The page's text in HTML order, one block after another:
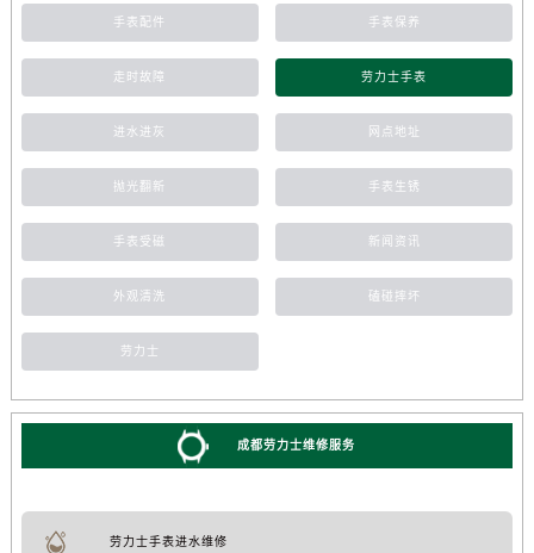
手表配件 手表保养
走时故障 劳力士手表
进水进灰 网点地址
抛光翻新 手表生锈
手表受磁 新闻资讯
外观清洗 磕碰摔坏
劳力士
成都劳力士维修服务
劳力士手表进水维修